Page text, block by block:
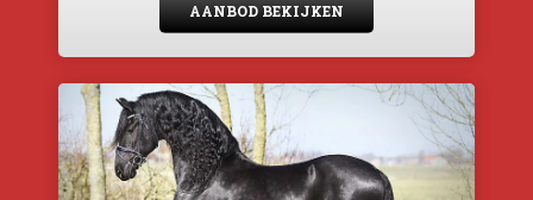
AANBOD BEKIJKEN